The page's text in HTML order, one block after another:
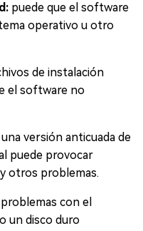
puede que el software
operativo u otro
de instalación
el software no
versión anticuada de
puede provocar
otros problemas.
problemas con el
un disco duro